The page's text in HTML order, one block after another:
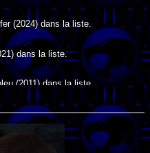
(2024) dans la liste.
dans la liste.
(2011) dans la liste.
(2009) dans la liste.
dans la liste.